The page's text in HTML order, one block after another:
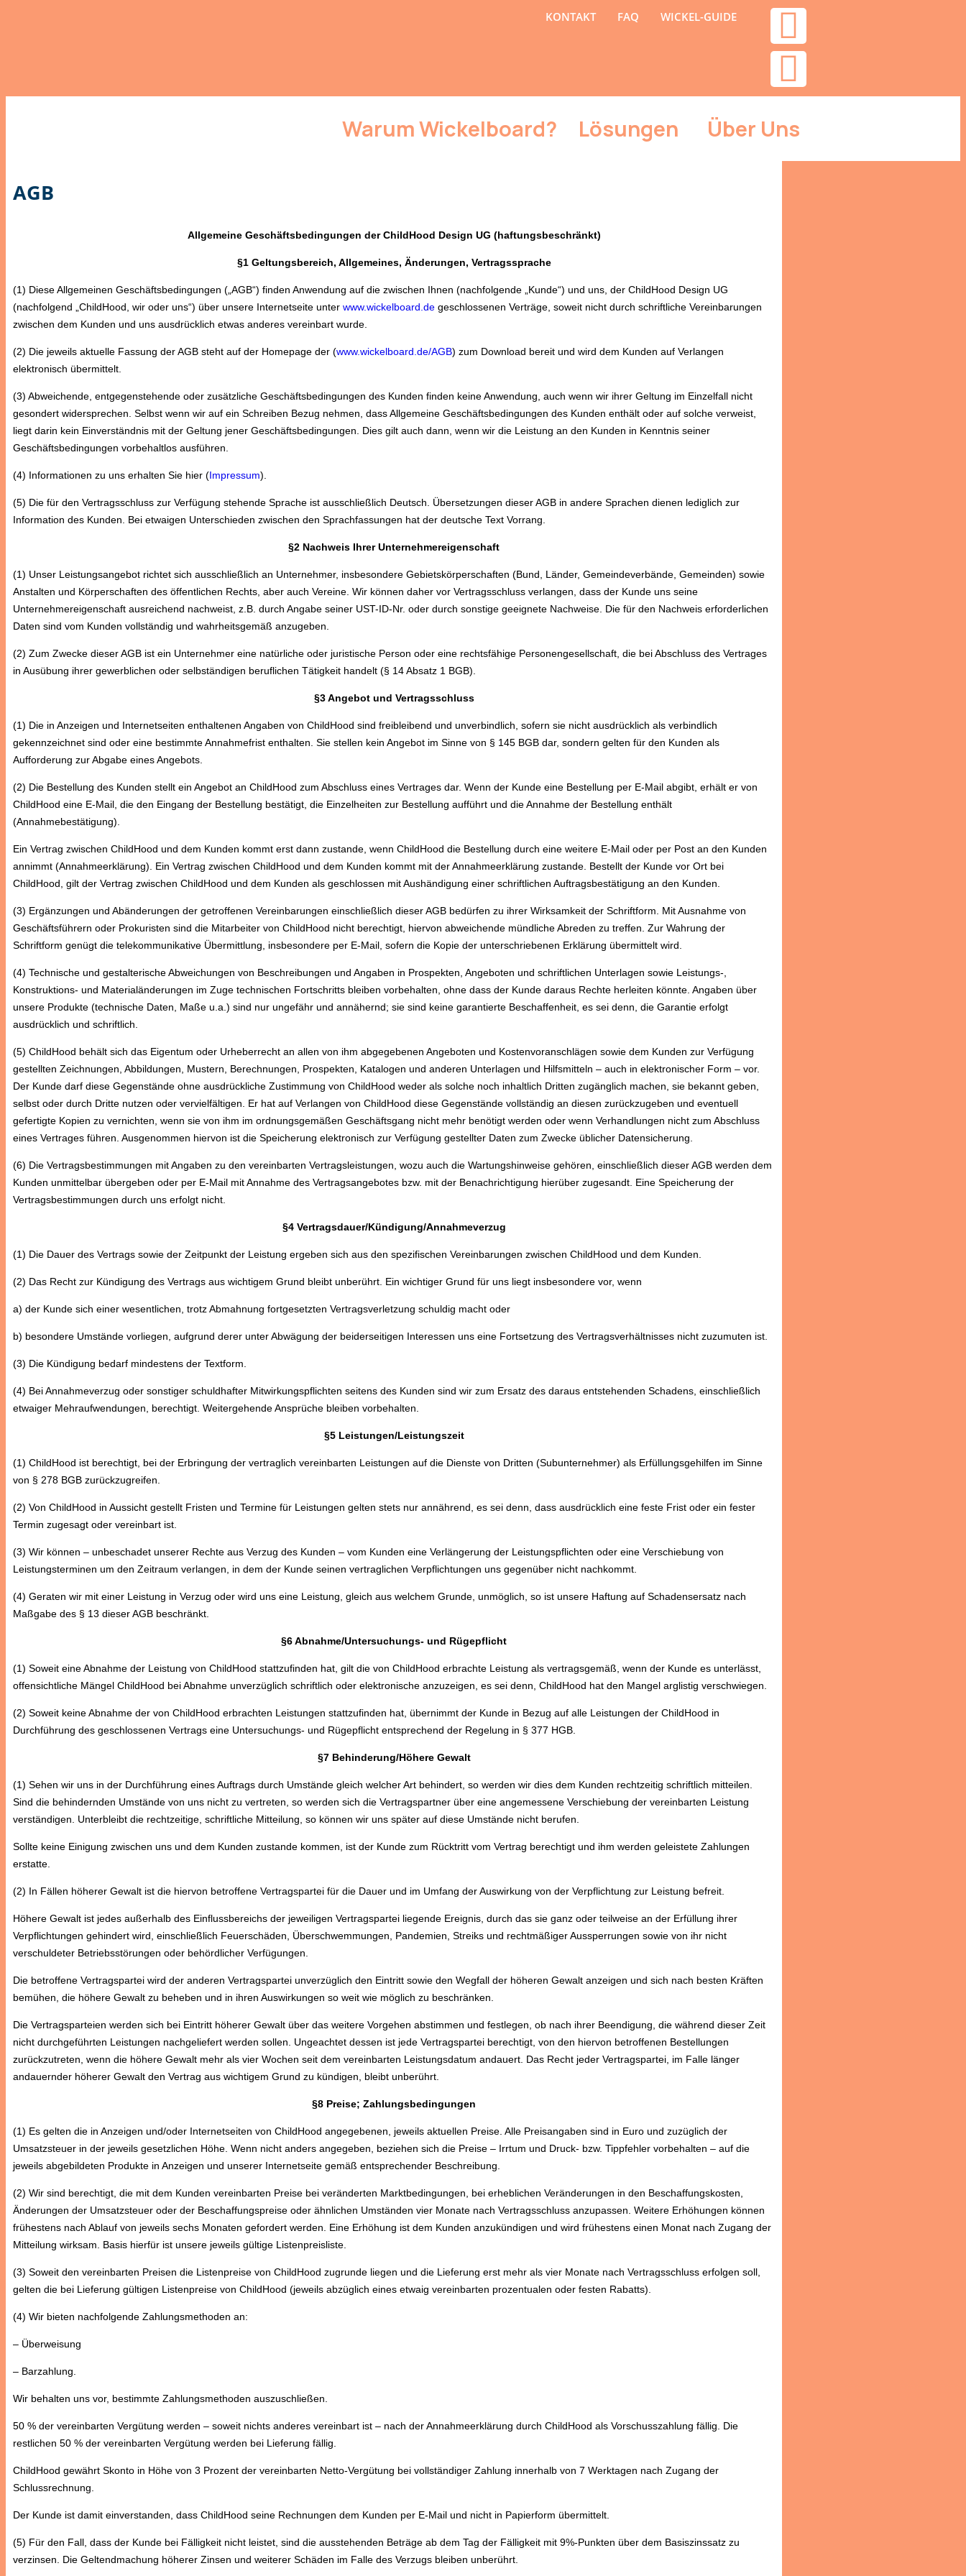
KONTAKT FAQ WICKEL-GUIDE
Warum Wickelboard? Lösungen Über Uns
AGB
Allgemeine Geschäftsbedingungen der ChildHood Design UG (haftungsbeschränkt)
§1 Geltungsbereich, Allgemeines, Änderungen, Vertragssprache
(1) Diese Allgemeinen Geschäftsbedingungen („AGB“) finden Anwendung auf die zwischen Ihnen (nachfolgende „Kunde“) und uns, der ChildHood Design UG
(nachfolgend „ChildHood, wir oder uns“) über unsere Internetseite unter www.wickelboard.de geschlossenen Verträge, soweit nicht durch schriftliche Vereinbarungen
zwischen dem Kunden und uns ausdrücklich etwas anderes vereinbart wurde.
(2) Die jeweils aktuelle Fassung der AGB steht auf der Homepage der (www.wickelboard.de/AGB) zum Download bereit und wird dem Kunden auf Verlangen
elektronisch übermittelt.
(3) Abweichende, entgegenstehende oder zusätzliche Geschäftsbedingungen des Kunden finden keine Anwendung, auch wenn wir ihrer Geltung im Einzelfall nicht
gesondert widersprechen. Selbst wenn wir auf ein Schreiben Bezug nehmen, dass Allgemeine Geschäftsbedingungen des Kunden enthält oder auf solche verweist,
liegt darin kein Einverständnis mit der Geltung jener Geschäftsbedingungen. Dies gilt auch dann, wenn wir die Leistung an den Kunden in Kenntnis seiner
Geschäftsbedingungen vorbehaltlos ausführen.
(4) Informationen zu uns erhalten Sie hier (Impressum).
(5) Die für den Vertragsschluss zur Verfügung stehende Sprache ist ausschließlich Deutsch. Übersetzungen dieser AGB in andere Sprachen dienen lediglich zur
Information des Kunden. Bei etwaigen Unterschieden zwischen den Sprachfassungen hat der deutsche Text Vorrang.
§2 Nachweis Ihrer Unternehmereigenschaft
(1) Unser Leistungsangebot richtet sich ausschließlich an Unternehmer, insbesondere Gebietskörperschaften (Bund, Länder, Gemeindeverbände, Gemeinden) sowie
Anstalten und Körperschaften des öffentlichen Rechts, aber auch Vereine. Wir können daher vor Vertragsschluss verlangen, dass der Kunde uns seine
Unternehmereigenschaft ausreichend nachweist, z.B. durch Angabe seiner UST-ID-Nr. oder durch sonstige geeignete Nachweise. Die für den Nachweis erforderlichen
Daten sind vom Kunden vollständig und wahrheitsgemäß anzugeben.
(2) Zum Zwecke dieser AGB ist ein Unternehmer eine natürliche oder juristische Person oder eine rechtsfähige Personengesellschaft, die bei Abschluss des Vertrages
in Ausübung ihrer gewerblichen oder selbständigen beruflichen Tätigkeit handelt (§ 14 Absatz 1 BGB).
§3 Angebot und Vertragsschluss
(1) Die in Anzeigen und Internetseiten enthaltenen Angaben von ChildHood sind freibleibend und unverbindlich, sofern sie nicht ausdrücklich als verbindlich
gekennzeichnet sind oder eine bestimmte Annahmefrist enthalten. Sie stellen kein Angebot im Sinne von § 145 BGB dar, sondern gelten für den Kunden als
Aufforderung zur Abgabe eines Angebots.
(2) Die Bestellung des Kunden stellt ein Angebot an ChildHood zum Abschluss eines Vertrages dar. Wenn der Kunde eine Bestellung per E-Mail abgibt, erhält er von
ChildHood eine E-Mail, die den Eingang der Bestellung bestätigt, die Einzelheiten zur Bestellung aufführt und die Annahme der Bestellung enthält
(Annahmebestätigung).
Ein Vertrag zwischen ChildHood und dem Kunden kommt erst dann zustande, wenn ChildHood die Bestellung durch eine weitere E-Mail oder per Post an den Kunden
annimmt (Annahmeerklärung). Ein Vertrag zwischen ChildHood und dem Kunden kommt mit der Annahmeerklärung zustande. Bestellt der Kunde vor Ort bei
ChildHood, gilt der Vertrag zwischen ChildHood und dem Kunden als geschlossen mit Aushändigung einer schriftlichen Auftragsbestätigung an den Kunden.
(3) Ergänzungen und Abänderungen der getroffenen Vereinbarungen einschließlich dieser AGB bedürfen zu ihrer Wirksamkeit der Schriftform. Mit Ausnahme von
Geschäftsführern oder Prokuristen sind die Mitarbeiter von ChildHood nicht berechtigt, hiervon abweichende mündliche Abreden zu treffen. Zur Wahrung der
Schriftform genügt die telekommunikative Übermittlung, insbesondere per E-Mail, sofern die Kopie der unterschriebenen Erklärung übermittelt wird.
(4) Technische und gestalterische Abweichungen von Beschreibungen und Angaben in Prospekten, Angeboten und schriftlichen Unterlagen sowie Leistungs-,
Konstruktions- und Materialänderungen im Zuge technischen Fortschritts bleiben vorbehalten, ohne dass der Kunde daraus Rechte herleiten könnte. Angaben über
unsere Produkte (technische Daten, Maße u.a.) sind nur ungefähr und annähernd; sie sind keine garantierte Beschaffenheit, es sei denn, die Garantie erfolgt
ausdrücklich und schriftlich.
(5) ChildHood behält sich das Eigentum oder Urheberrecht an allen von ihm abgegebenen Angeboten und Kostenvoranschlägen sowie dem Kunden zur Verfügung
gestellten Zeichnungen, Abbildungen, Mustern, Berechnungen, Prospekten, Katalogen und anderen Unterlagen und Hilfsmitteln – auch in elektronischer Form – vor.
Der Kunde darf diese Gegenstände ohne ausdrückliche Zustimmung von ChildHood weder als solche noch inhaltlich Dritten zugänglich machen, sie bekannt geben,
selbst oder durch Dritte nutzen oder vervielfältigen. Er hat auf Verlangen von ChildHood diese Gegenstände vollständig an diesen zurückzugeben und eventuell
gefertigte Kopien zu vernichten, wenn sie von ihm im ordnungsgemäßen Geschäftsgang nicht mehr benötigt werden oder wenn Verhandlungen nicht zum Abschluss
eines Vertrages führen. Ausgenommen hiervon ist die Speicherung elektronisch zur Verfügung gestellter Daten zum Zwecke üblicher Datensicherung.
(6) Die Vertragsbestimmungen mit Angaben zu den vereinbarten Vertragsleistungen, wozu auch die Wartungshinweise gehören, einschließlich dieser AGB werden dem
Kunden unmittelbar übergeben oder per E-Mail mit Annahme des Vertragsangebotes bzw. mit der Benachrichtigung hierüber zugesandt. Eine Speicherung der
Vertragsbestimmungen durch uns erfolgt nicht.
§4 Vertragsdauer/Kündigung/Annahmeverzug
(1) Die Dauer des Vertrags sowie der Zeitpunkt der Leistung ergeben sich aus den spezifischen Vereinbarungen zwischen ChildHood und dem Kunden.
(2) Das Recht zur Kündigung des Vertrags aus wichtigem Grund bleibt unberührt. Ein wichtiger Grund für uns liegt insbesondere vor, wenn
a) der Kunde sich einer wesentlichen, trotz Abmahnung fortgesetzten Vertragsverletzung schuldig macht oder
b) besondere Umstände vorliegen, aufgrund derer unter Abwägung der beiderseitigen Interessen uns eine Fortsetzung des Vertragsverhältnisses nicht zuzumuten ist.
(3) Die Kündigung bedarf mindestens der Textform.
(4) Bei Annahmeverzug oder sonstiger schuldhafter Mitwirkungspflichten seitens des Kunden sind wir zum Ersatz des daraus entstehenden Schadens, einschließlich
etwaiger Mehraufwendungen, berechtigt. Weitergehende Ansprüche bleiben vorbehalten.
§5 Leistungen/Leistungszeit
(1) ChildHood ist berechtigt, bei der Erbringung der vertraglich vereinbarten Leistungen auf die Dienste von Dritten (Subunternehmer) als Erfüllungsgehilfen im Sinne
von § 278 BGB zurückzugreifen.
(2) Von ChildHood in Aussicht gestellt Fristen und Termine für Leistungen gelten stets nur annährend, es sei denn, dass ausdrücklich eine feste Frist oder ein fester
Termin zugesagt oder vereinbart ist.
(3) Wir können – unbeschadet unserer Rechte aus Verzug des Kunden – vom Kunden eine Verlängerung der Leistungspflichten oder eine Verschiebung von
Leistungsterminen um den Zeitraum verlangen, in dem der Kunde seinen vertraglichen Verpflichtungen uns gegenüber nicht nachkommt.
(4) Geraten wir mit einer Leistung in Verzug oder wird uns eine Leistung, gleich aus welchem Grunde, unmöglich, so ist unsere Haftung auf Schadensersatz nach
Maßgabe des § 13 dieser AGB beschränkt.
§6 Abnahme/Untersuchungs- und Rügepflicht
(1) Soweit eine Abnahme der Leistung von ChildHood stattzufinden hat, gilt die von ChildHood erbrachte Leistung als vertragsgemäß, wenn der Kunde es unterlässt,
offensichtliche Mängel ChildHood bei Abnahme unverzüglich schriftlich oder elektronische anzuzeigen, es sei denn, ChildHood hat den Mangel arglistig verschwiegen.
(2) Soweit keine Abnahme der von ChildHood erbrachten Leistungen stattzufinden hat, übernimmt der Kunde in Bezug auf alle Leistungen der ChildHood in
Durchführung des geschlossenen Vertrags eine Untersuchungs- und Rügepflicht entsprechend der Regelung in § 377 HGB.
§7 Behinderung/Höhere Gewalt
(1) Sehen wir uns in der Durchführung eines Auftrags durch Umstände gleich welcher Art behindert, so werden wir dies dem Kunden rechtzeitig schriftlich mitteilen.
Sind die behindernden Umstände von uns nicht zu vertreten, so werden sich die Vertragspartner über eine angemessene Verschiebung der vereinbarten Leistung
verständigen. Unterbleibt die rechtzeitige, schriftliche Mitteilung, so können wir uns später auf diese Umstände nicht berufen.
Sollte keine Einigung zwischen uns und dem Kunden zustande kommen, ist der Kunde zum Rücktritt vom Vertrag berechtigt und ihm werden geleistete Zahlungen
erstatte.
(2) In Fällen höherer Gewalt ist die hiervon betroffene Vertragspartei für die Dauer und im Umfang der Auswirkung von der Verpflichtung zur Leistung befreit.
Höhere Gewalt ist jedes außerhalb des Einflussbereichs der jeweiligen Vertragspartei liegende Ereignis, durch das sie ganz oder teilweise an der Erfüllung ihrer
Verpflichtungen gehindert wird, einschließlich Feuerschäden, Überschwemmungen, Pandemien, Streiks und rechtmäßiger Aussperrungen sowie von ihr nicht
verschuldeter Betriebsstörungen oder behördlicher Verfügungen.
Die betroffene Vertragspartei wird der anderen Vertragspartei unverzüglich den Eintritt sowie den Wegfall der höheren Gewalt anzeigen und sich nach besten Kräften
bemühen, die höhere Gewalt zu beheben und in ihren Auswirkungen so weit wie möglich zu beschränken.
Die Vertragsparteien werden sich bei Eintritt höherer Gewalt über das weitere Vorgehen abstimmen und festlegen, ob nach ihrer Beendigung, die während dieser Zeit
nicht durchgeführten Leistungen nachgeliefert werden sollen. Ungeachtet dessen ist jede Vertragspartei berechtigt, von den hiervon betroffenen Bestellungen
zurückzutreten, wenn die höhere Gewalt mehr als vier Wochen seit dem vereinbarten Leistungsdatum andauert. Das Recht jeder Vertragspartei, im Falle länger
andauernder höherer Gewalt den Vertrag aus wichtigem Grund zu kündigen, bleibt unberührt.
§8 Preise; Zahlungsbedingungen
(1) Es gelten die in Anzeigen und/oder Internetseiten von ChildHood angegebenen, jeweils aktuellen Preise. Alle Preisangaben sind in Euro und zuzüglich der
Umsatzsteuer in der jeweils gesetzlichen Höhe. Wenn nicht anders angegeben, beziehen sich die Preise – Irrtum und Druck- bzw. Tippfehler vorbehalten – auf die
jeweils abgebildeten Produkte in Anzeigen und unserer Internetseite gemäß entsprechender Beschreibung.
(2) Wir sind berechtigt, die mit dem Kunden vereinbarten Preise bei veränderten Marktbedingungen, bei erheblichen Veränderungen in den Beschaffungskosten,
Änderungen der Umsatzsteuer oder der Beschaffungspreise oder ähnlichen Umständen vier Monate nach Vertragsschluss anzupassen. Weitere Erhöhungen können
frühestens nach Ablauf von jeweils sechs Monaten gefordert werden. Eine Erhöhung ist dem Kunden anzukündigen und wird frühestens einen Monat nach Zugang der
Mitteilung wirksam. Basis hierfür ist unsere jeweils gültige Listenpreisliste.
(3) Soweit den vereinbarten Preisen die Listenpreise von ChildHood zugrunde liegen und die Lieferung erst mehr als vier Monate nach Vertragsschluss erfolgen soll,
gelten die bei Lieferung gültigen Listenpreise von ChildHood (jeweils abzüglich eines etwaig vereinbarten prozentualen oder festen Rabatts).
(4) Wir bieten nachfolgende Zahlungsmethoden an:
– Überweisung
– Barzahlung.
Wir behalten uns vor, bestimmte Zahlungsmethoden auszuschließen.
50 % der vereinbarten Vergütung werden – soweit nichts anderes vereinbart ist – nach der Annahmeerklärung durch ChildHood als Vorschusszahlung fällig. Die
restlichen 50 % der vereinbarten Vergütung werden bei Lieferung fällig.
ChildHood gewährt Skonto in Höhe von 3 Prozent der vereinbarten Netto-Vergütung bei vollständiger Zahlung innerhalb von 7 Werktagen nach Zugang der
Schlussrechnung.
Der Kunde ist damit einverstanden, dass ChildHood seine Rechnungen dem Kunden per E-Mail und nicht in Papierform übermittelt.
(5) Für den Fall, dass der Kunde bei Fälligkeit nicht leistet, sind die ausstehenden Beträge ab dem Tag der Fälligkeit mit 9%-Punkten über dem Basiszinssatz zu
verzinsen. Die Geltendmachung höherer Zinsen und weiterer Schäden im Falle des Verzugs bleiben unberührt.